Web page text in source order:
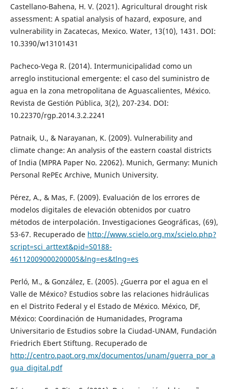
Castellano-Bahena, H. V. (2021). Agricultural drought risk
assessment: A spatial analysis of hazard, exposure, and
vulnerability in Zacatecas, Mexico. Water, 13(10), 1431. DOI:
10.3390/w13101431
Pacheco-Vega R. (2014). Intermunicipalidad como un
arreglo institucional emergente: el caso del suministro de
agua en la zona metropolitana de Aguascalientes, México.
Revista de Gestión Pública, 3(2), 207-234. DOI:
10.22370/rgp.2014.3.2.2241
Patnaik, U., & Narayanan, K. (2009). Vulnerability and
climate change: An analysis of the eastern coastal districts
of India (MPRA Paper No. 22062). Munich, Germany: Munich
Personal RePEc Archive, Munich University.
Pérez, A., & Mas, F. (2009). Evaluación de los errores de
modelos digitales de elevación obtenidos por cuatro
métodos de interpolación. Investigaciones Geográficas, (69),
53-67. Recuperado de http://www.scielo.org.mx/scielo.php?
script=sci_arttext&pid=S0188-
46112009000200005&lng=es&tlng=es
Perló, M., & González, E. (2005). ¿Guerra por el agua en el
Valle de México? Estudios sobre las relaciones hidráulicas
en el Distrito Federal y el Estado de México. México, DF,
México: Coordinación de Humanidades, Programa
Universitario de Estudios sobre la Ciudad-UNAM, Fundación
Friedrich Ebert Stiftung. Recuperado de
http://centro.paot.org.mx/documentos/unam/guerra_por_a
gua_digital.pdf